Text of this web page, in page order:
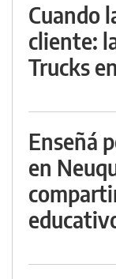
Cuando
cliente:
Trucks
Enseñá
en